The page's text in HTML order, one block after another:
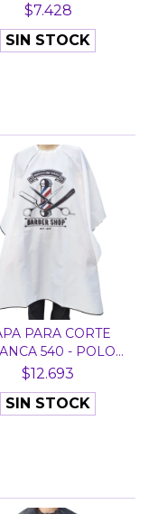
SILVER C...
$7.428
SIN STOCK
PARA CORTE
540 - POLO
BARBER
$12.693
SIN STOCK